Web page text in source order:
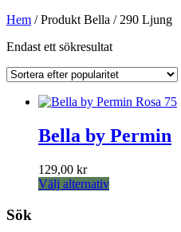
Hem / Produkt Bella / 290 Ljung
Endast ett sökresultat
Bella by Permin
129,00 kr
Välj alternativDen
Sök